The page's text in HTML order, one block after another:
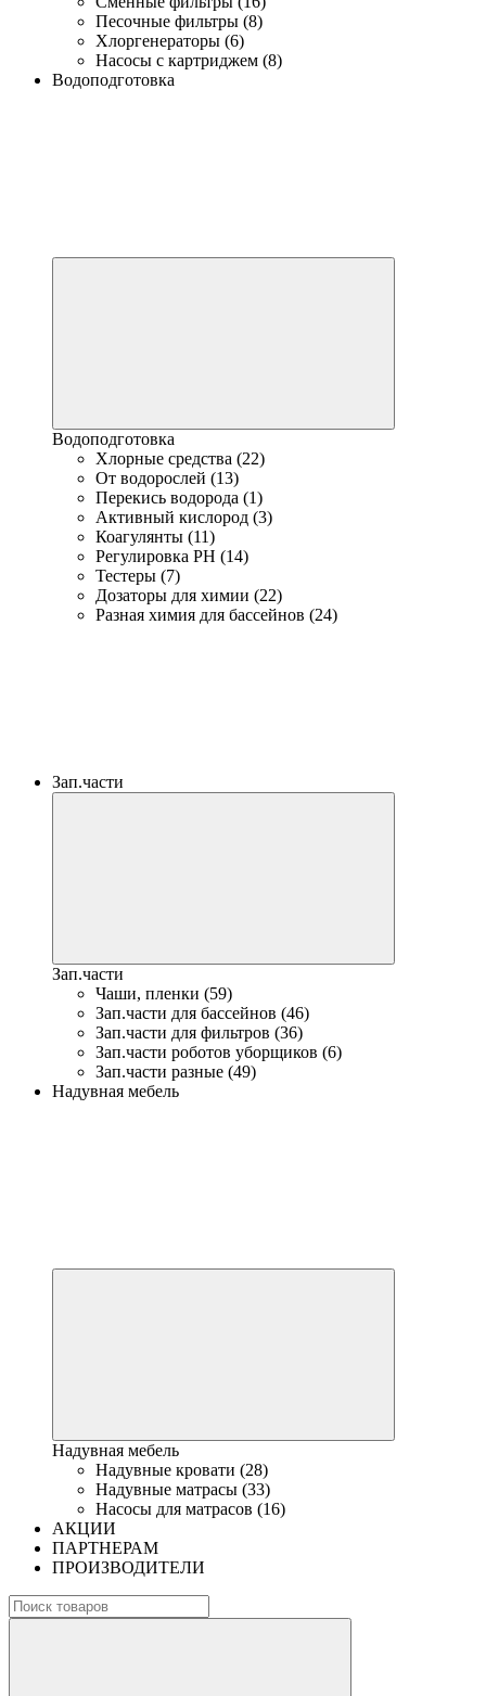
Песочные фильтры (8)
Хлоргенераторы (6)
Насосы с картриджем (8)
Водоподготовка
Водоподготовка
Хлорные средства (22)
От водорослей (13)
Перекись водорода (1)
Активный кислород (3)
Коагулянты (11)
Регулировка PH (14)
Тестеры (7)
Дозаторы для химии (22)
Разная химия для бассейнов (24)
Зап.части
Зап.части
Чаши, пленки (59)
Зап.части для бассейнов (46)
Зап.части для фильтров (36)
Зап.части роботов уборщиков (6)
Зап.части разные (49)
Надувная мебель
Надувная мебель
Надувные кровати (28)
Надувные матрасы (33)
Насосы для матрасов (16)
АКЦИИ
ПАРТНЕРАМ
ПРОИЗВОДИТЕЛИ